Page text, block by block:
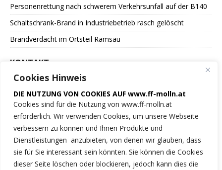
Cookies Hinweis
DIE NUTZUNG VON COOKIES AUF www.ff-molln.at
Cookies sind für die Nutzung von www.ff-molln.at
erforderlich. Wir verwenden Cookies, um unsere Webseite
verbessern zu können und Ihnen Produkte und
Dienstleistungen anzubieten, von denen wir glauben, dass
sie für Sie interessant sein könnten. Sie können die Cookies
dieser Seite löschen oder blockieren, jedoch kann dies die
Personenrettung nach schwerem Verkehrsunfall auf der B140
Schaltschrank-Brand in Industriebetrieb rasch gelöscht
Brandverdacht im Ortsteil Ramsau
KONTAKT
der Marktgemeinde Molln
Feuerwehrstrasse 1
4591 Molln